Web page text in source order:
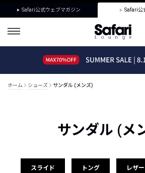
Safari公式ウェブマガジン Safari公
ホーム シューズ サンダル (メンズ)
サンダル (メ
スライド トング レザー